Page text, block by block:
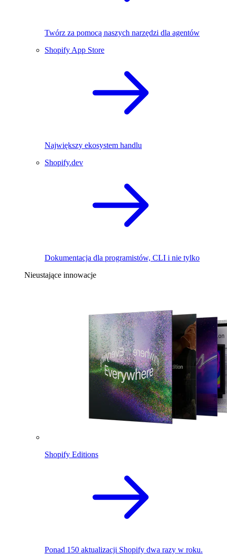
Twórz za pomocą naszych narzędzi dla agentów
Shopify App Store
Największy ekosystem handlu
Shopify.dev
Dokumentacja dla programistów, CLI i nie tylko
Nieustające innowacje
Shopify Editions
Ponad 150 aktualizacji Shopify dwa razy w roku.